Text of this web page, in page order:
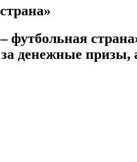
футбольная
денежные